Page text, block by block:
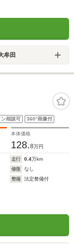
牟田
相談可 360°画像付
本体価格
128.8万円
走行 0.4万km
修復
なし
整備
法定整備付